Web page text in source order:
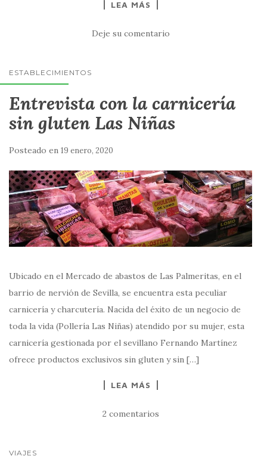
LEA MÁS
Deje su comentario
ESTABLECIMIENTOS
Entrevista con la carnicería
sin gluten Las Niñas
Posteado en 19 enero, 2020
Ubicado en el Mercado de abastos de Las Palmeritas, en el
barrio de nervión de Sevilla, se encuentra esta peculiar
carnicería y charcutería. Nacida del éxito de un negocio de
toda la vida (Pollería Las Niñas) atendido por su mujer, esta
carnicería gestionada por el sevillano Fernando Martínez
ofrece productos exclusivos sin gluten y sin […]
LEA MÁS
2 comentarios
VIAJES